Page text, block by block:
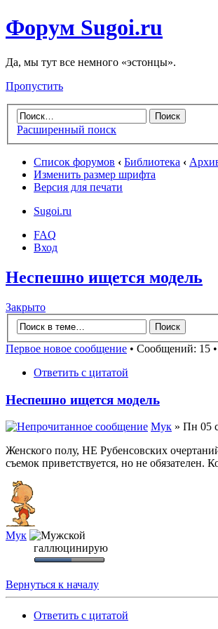
Форум Sugoi.ru
Да, мы тут все немного «эстонцы».
Пропустить
Расширенный поиск
Список форумов ‹ Библиотека ‹
Изменить размер шрифта
Версия для печати
Sugoi.ru
FAQ
Вход
Неспешно ищется модель
Закрыто
Первое новое сообщение • Сообщений: 15
Ответить с цитатой
Неспешно ищется модель
Мук » Пн 05
Женского полу, НЕ Рубенсовских
съемок приветствуется, но не обязателен.
Мук
галлюцинирую
Вернуться к началу
Ответить с цитатой